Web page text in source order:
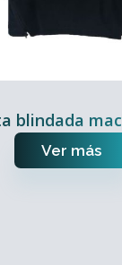
blindada
Ver más